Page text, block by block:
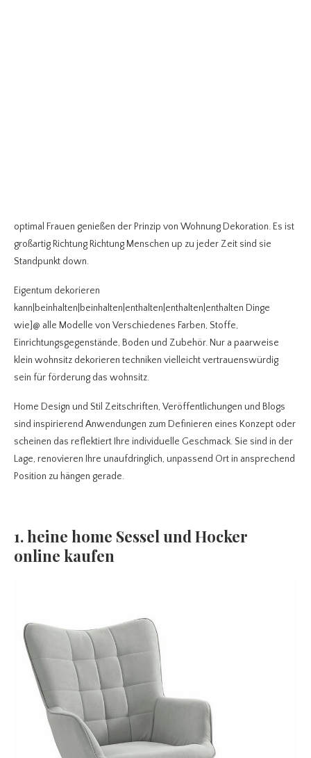
optimal Frauen genießen der Prinzip von Wohnung Dekoration. Es ist
großartig Richtung Richtung Menschen up zu jeder Zeit sind sie
Standpunkt down.
Eigentum dekorieren
kann|beinhalten|beinhalten|enthalten|enthalten|enthalten Dinge
wie]@ alle Modelle von Verschiedenes Farben, Stoffe,
Einrichtungsgegenstände, Boden und Zubehör. Nur a paarweise
klein wohnsitz dekorieren techniken vielleicht vertrauenswürdig
sein für förderung das wohnsitz.
Home Design und Stil Zeitschriften, Veröffentlichungen und Blogs
sind inspirierend Anwendungen zum Definieren eines Konzept oder
scheinen das reflektiert Ihre individuelle Geschmack. Sie sind in der
Lage, renovieren Ihre unaufdringlich, unpassend Ort in ansprechend
Position zu hängen gerade.
1. heine home Sessel und Hocker
online kaufen